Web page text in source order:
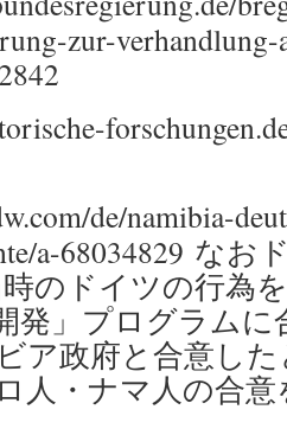
zur-
de/namibia-
a-68034829 な
のドイツの行為
発」プログラムに
ア政府と合意し
人・ナマ人の合